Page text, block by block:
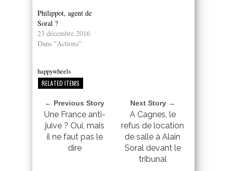
Philippot, agent de
Soral ?
23 décembre 2016
Dans "Actions"
happywheels
RELATED ITEMS
← Previous Story
Une France anti-
juive ? Oui, mais
il ne faut pas le
dire
Next Story →
A Cagnes, le
refus de location
de salle à Alain
Soral devant le
tribunal